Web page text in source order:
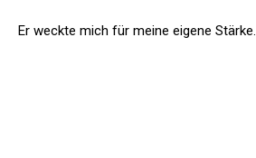
Er weckte mich für meine eigene Stärke.